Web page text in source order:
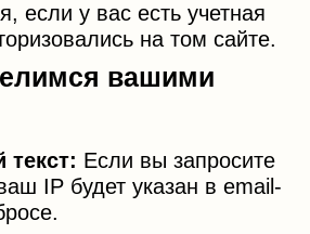
если у вас есть учетная
на том сайте.
вашими
Если вы запросите
IP будет указан в email-